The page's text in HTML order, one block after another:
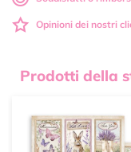
Opinioni dei nostri
Prodotti della